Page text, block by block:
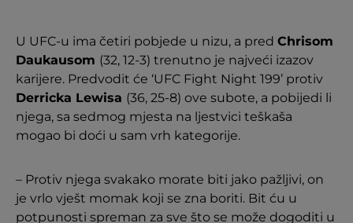
U UFC-u ima četiri pobjede u nizu, a pred Chrisom
Daukausom (32, 12-3) trenutno je najveći izazov
karijere. Predvodit će ‘UFC Fight Night 199’ protiv
Derricka Lewisa (36, 25-8) ove subote, a pobijedi li
njega, sa sedmog mjesta na ljestvici teškaša
mogao bi doći u sam vrh kategorije.
– Protiv njega svakako morate biti jako pažljivi, on
je vrlo vješt momak koji se zna boriti. Bit ću u
potpunosti spreman za sve što se može dogoditi u